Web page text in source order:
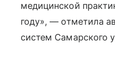
медицинской
году», — отметила
систем Самарского